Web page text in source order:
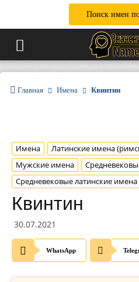
Поиск имен
Главная Имена Квинтин
Имена
Латинские имена
Мужские имена
Средневековые латинские
Квинтин
30.07.2021
WhatsApp